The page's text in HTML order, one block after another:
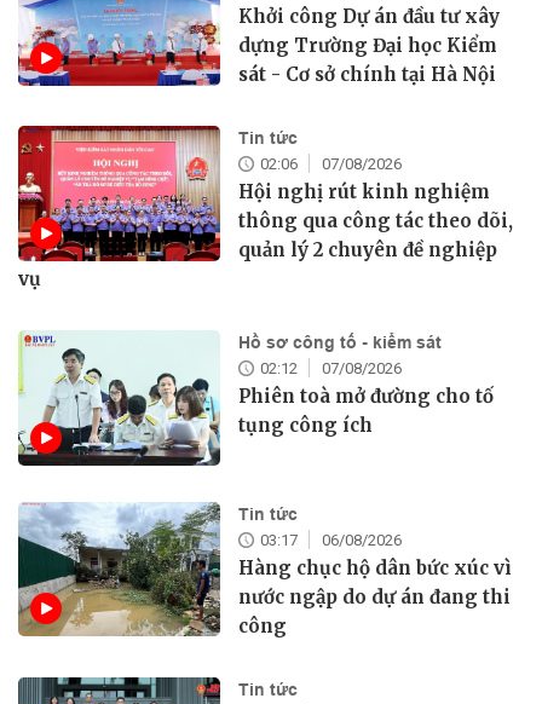
Khởi công Dự án đầu tư xây
dựng Trường Đại học Kiểm
sát - Cơ sở chính tại Hà Nội
Tin tức
02:06 07/08/2026
Hội nghị rút kinh nghiệm
thông qua công tác theo dõi,
quản lý 2 chuyên đề nghiệp
vụ
Hồ sơ công tố - kiểm sát
02:12 07/08/2026
Phiên toà mở đường cho tố
tụng công ích
Tin tức
03:17 06/08/2026
Hàng chục hộ dân bức xúc vì
nước ngập do dự án đang thi
công
Tin tức